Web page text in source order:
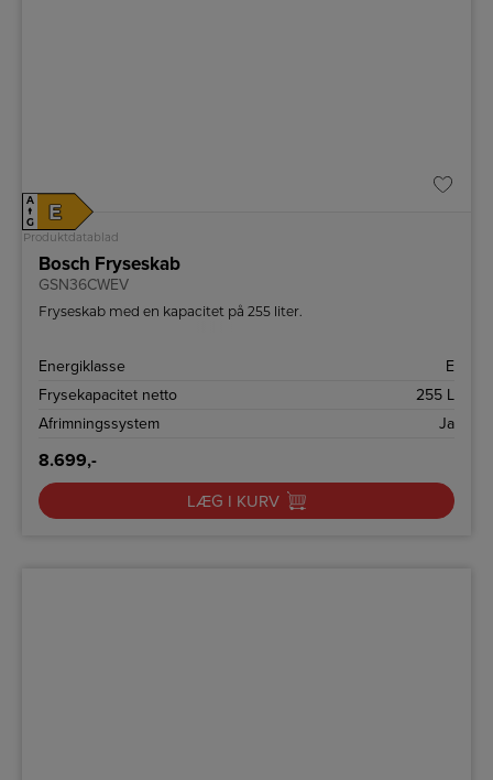
A
↑
G
E
Produktdatablad
Bosch Fryseskab
GSN36CWEV
Fryseskab med en kapacitet på 255 liter.
Energiklasse
E
Frysekapacitet netto
255 L
Afrimningssystem
Ja
8.699,-
LÆG I KURV